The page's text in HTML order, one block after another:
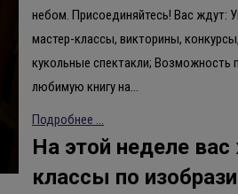
небом. Присоединяйтесь! Вас ждут:
мастер-классы, викторины,
кукольные спектакли; Возможность
любимую книгу на…
Подробнее ...
На этой неделе
классы по